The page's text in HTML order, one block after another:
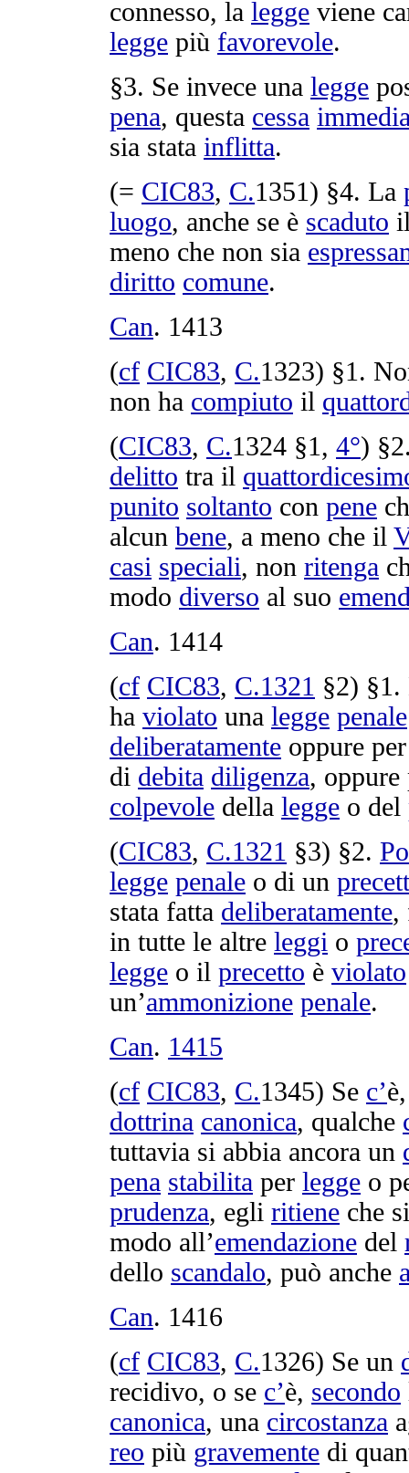
connesso, la legge viene
legge più favorevole.
§3. Se invece una legge
pena, questa cessa
sia stata inflitta.
(= CIC83, C.1351) §4. La
luogo, anche se è scaduto
meno che non sia
diritto comune.
Can. 1413
(cf CIC83, C.1323) §1.
non ha compiuto il
(CIC83, C.1324 §1, 4°)
delitto tra il
punito soltanto con pene
alcun bene, a meno che il
casi speciali, non ritenga
modo diverso al suo
Can. 1414
(cf CIC83, C.1321 §2) §1.
ha violato una legge penale
deliberatamente oppure
di debita diligenza,
colpevole della legge o del
(CIC83, C.1321 §3) §2.
legge penale o di un
stata fatta deliberatamente,
in tutte le altre leggi o
legge o il precetto è violato
un’ammonizione penale.
Can. 1415
(cf CIC83, C.1345) Se c’
dottrina canonica, qualche
tuttavia si abbia ancora un
pena stabilita per legge o
prudenza, egli ritiene che
modo all’emendazione del
dello scandalo, può anche
Can. 1416
(cf CIC83, C.1326) Se un
recidivo, o se c’è, secondo
canonica, una circostanza
reo più gravemente di